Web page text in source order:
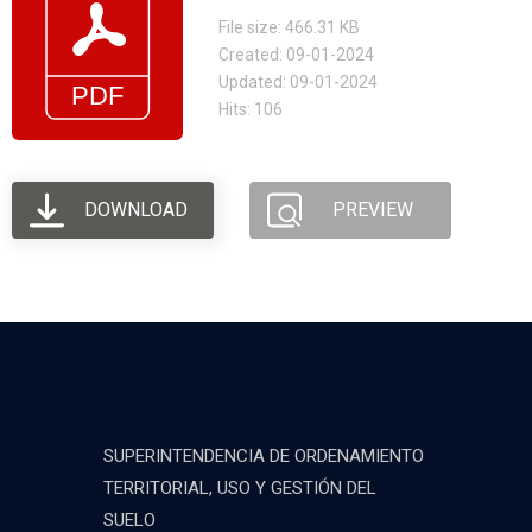
File size: 466.31 KB
Created: 09-01-2024
Updated: 09-01-2024
Hits: 106
DOWNLOAD PREVIEW
SUPERINTENDENCIA DE ORDENAMIENTO
TERRITORIAL, USO Y GESTIÓN DEL
SUELO